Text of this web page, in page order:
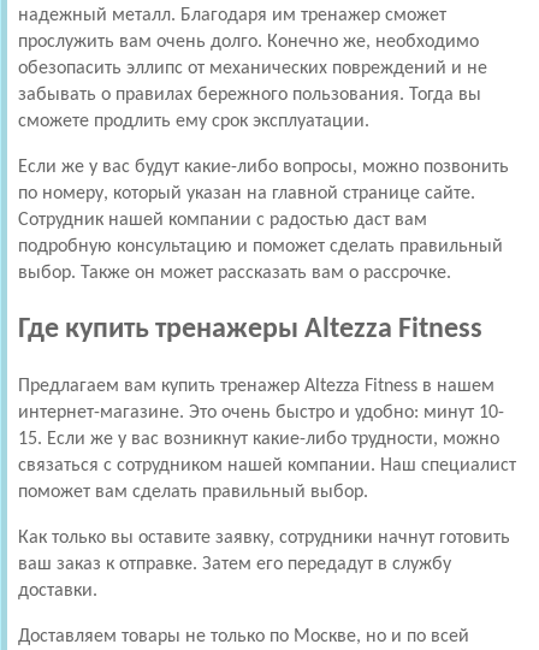
надежный металл. Благодаря им тренажер сможет
прослужить вам очень долго. Конечно же, необходимо
обезопасить эллипс от механических повреждений и не
забывать о правилах бережного пользования. Тогда вы
сможете продлить ему срок эксплуатации.
Если же у вас будут какие-либо вопросы, можно позвонить
по номеру, который указан на главной странице сайте.
Сотрудник нашей компании с радостью даст вам
подробную консультацию и поможет сделать правильный
выбор. Также он может рассказать вам о рассрочке.
Где купить тренажеры Altezza Fitness
Предлагаем вам купить тренажер Altezza Fitness в нашем
интернет-магазине. Это очень быстро и удобно: минут 10-
15. Если же у вас возникнут какие-либо трудности, можно
связаться с сотрудником нашей компании. Наш специалист
поможет вам сделать правильный выбор.
Как только вы оставите заявку, сотрудники начнут готовить
ваш заказ к отправке. Затем его передадут в службу
доставки.
Доставляем товары не только по Москве, но и по всей